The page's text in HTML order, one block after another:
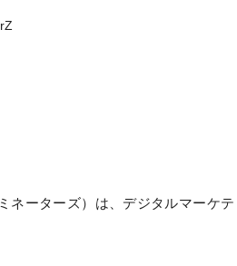
ネーターズ）は、デジタルマーケ